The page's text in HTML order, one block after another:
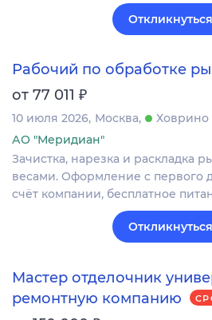
Откликнуться
Рабочий по обработке
от 77 011 ₽
10 июля 2026 Москва
Ховрино
АО "Меридиан"
Зачистка, нарезка и раскладка
весами. Оформление c первого
счёт компании, бесплатное
Откликнуться
Мастер отделочник
ремонтную компанию